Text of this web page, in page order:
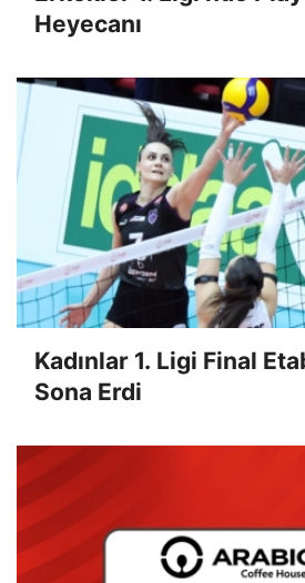
Heyecanı
Kadınlar 1. Ligi Final
Sona Erdi